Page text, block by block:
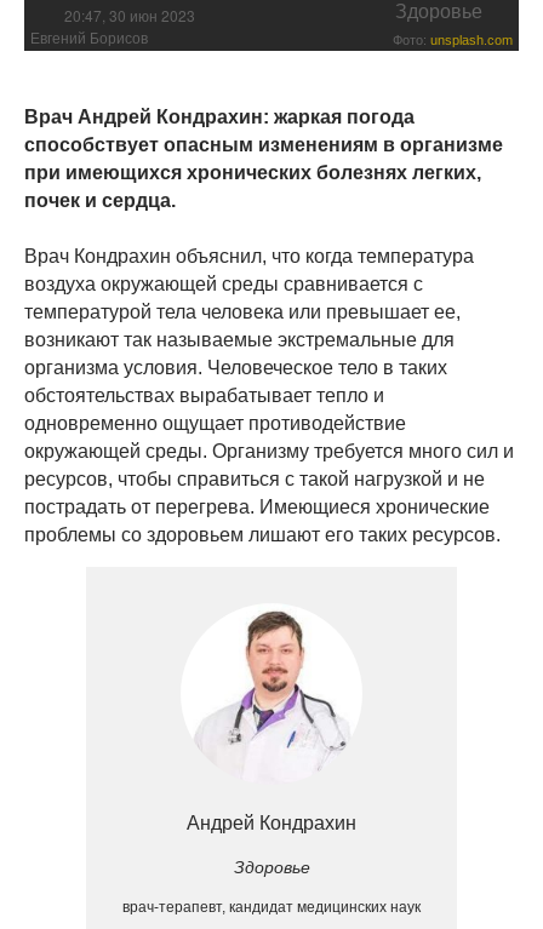
20:47, 30 июн 2023 Здоровье
Евгений Борисов Фото: unsplash.com
Врач Андрей Кондрахин: жаркая погода
способствует опасным изменениям в организме
при имеющихся хронических болезнях легких,
почек и сердца.
Врач Кондрахин объяснил, что когда температура
воздуха окружающей среды сравнивается с
температурой тела человека или превышает ее,
возникают так называемые экстремальные для
организма условия. Человеческое тело в таких
обстоятельствах вырабатывает тепло и
одновременно ощущает противодействие
окружающей среды. Организму требуется много сил и
ресурсов, чтобы справиться с такой нагрузкой и не
пострадать от перегрева. Имеющиеся хронические
проблемы со здоровьем лишают его таких ресурсов.
Андрей Кондрахин
Здоровье
врач-терапевт, кандидат медицинских наук